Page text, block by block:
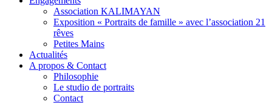
Association KALIMAYAN
Exposition « Portraits de famille » avec l’association 21
rêves
Petites Mains
Actualités
A propos & Contact
Philosophie
Le studio de portraits
Contact